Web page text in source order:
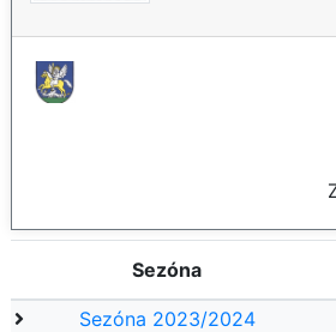
Sezóna
Sezóna 2023/2024